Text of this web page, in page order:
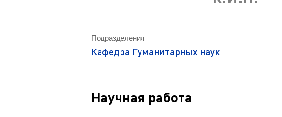
Профком студентов
Расписание занятий
Подразделения
Кафедра Гуманитарных наук
Научная работа